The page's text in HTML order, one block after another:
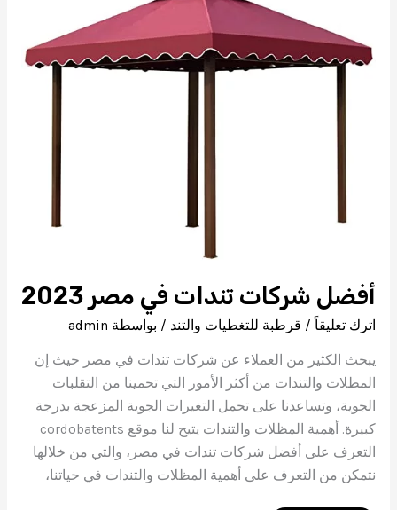
أفضل شركات تندات في مصر 2023
اترك تعليقاً / قرطبة للتغطيات والتند / بواسطة admin
يبحث الكثير من العملاء عن شركات تندات في مصر حيث إن
المظلات والتندات من أكثر الأمور التي تحمينا من التقلبات
الجوية، وتساعدنا على تحمل التغيرات الجوية المزعجة بدرجة
كبيرة. أهمية المظلات والتندات يتيح لنا موقع cordobatents
التعرف على أفضل شركات تندات في مصر، والتي من خلالها
نتمكن من التعرف على أهمية المظلات والتندات في حياتنا،